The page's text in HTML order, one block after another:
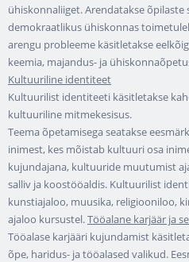
ühiskonnaliiget. Arendatakse õpilaste
demokraatlikus ühiskonnas
arengu probleeme käsitletakse
keemia, majandus- ja
Kultuuriline identiteet
Kultuurilist identiteeti käsitletakse
kultuuriline mitmekesisus.
Teema õpetamisega seatakse
inimest, kes mõistab kultuuri osa
kujundajana, kultuuride muutumist
salliv ja koostööaldis. Kultuurilist
kunstiajaloo, muusika, religiooniloo,
ajaloo kursustel.Tööalane karjäär ja
Tööalase karjääri kujundamist
õpe, haridus- ja tööalased valikud.